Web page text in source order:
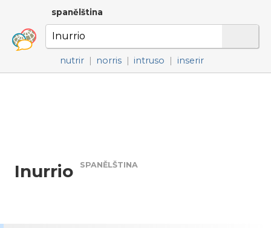
spanělština
nutrir | norris | intruso | inserir
Inurrio SPANĚLŠTINA